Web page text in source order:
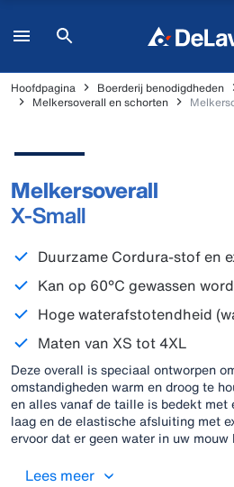
Hoofdpagina Boerderij benodigdheden
Melkersoverall en schorten
Melkersoverall
X-Small
Duurzame Cordura-stof en
Kan op 60°C gewassen
Hoge waterafstotendheid
Maten van XS tot 4XL
Deze overall is speciaal ontworpen
omstandigheden warm en droog te
en alles vanaf de taille is bedekt
laag en de elastische afsluiting met
ervoor dat er geen water in uw
overall de beste ondersteuning voor
Lees meer